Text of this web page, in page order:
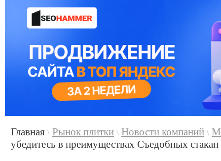
Главная \ Рынок плитки \ Новости компаний \
убедитесь в преимуществах Съедобных стакан